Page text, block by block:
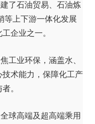
了石油贸易、石油炼
等上下游一体化发展
企业之一。
工业环保，涵盖水、
术能力，保障化工产
。
球高端及超高端乘用